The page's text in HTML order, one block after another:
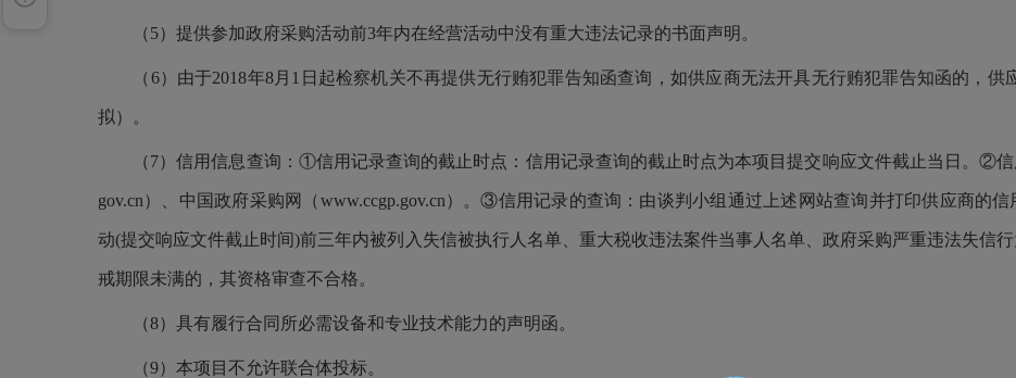
（5）提供参加政府采购活动前3年内在经营活动中没有重大违法记录的书面声明。
（6）由于2018年8月1日起检察机关不再提供无行贿犯罪告知函查询，如供应商无法开具无行贿犯罪告知函的，供
拟）。
（7）信用信息查询：①信用记录查询的截止时点：信用记录查询的截止时点为本项目提交响应文件截止当日。②信
gov.cn）、中国政府采购网（www.ccgp.gov.cn）。③信用记录的查询：由谈判小组通过上述网站查询并打印供应商的
动(提交响应文件截止时间)前三年内被列入失信被执行人名单、重大税收违法案件当事人名单、政府采购严重违法失信
戒期限未满的，其资格审查不合格。
（8）具有履行合同所必需设备和专业技术能力的声明函。
（9）本项目不允许联合体投标。